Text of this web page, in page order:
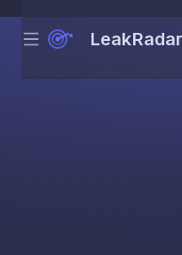
Menu LeakRadar